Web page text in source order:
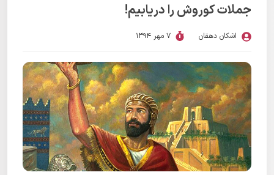
جملات کوروش را دریابیم!
اشکان دهقان 7 مهر 1394